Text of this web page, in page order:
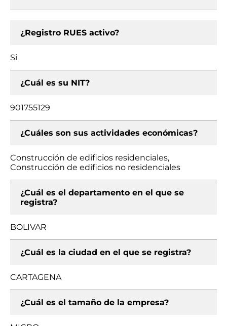
¿Registro RUES activo?
Si
¿Cuál es su NIT?
901755129
¿Cuáles son sus actividades económicas?
Construcción de edificios residenciales,
Construcción de edificios no residenciales
¿Cuál es el departamento en el que se
registra?
BOLIVAR
¿Cuál es la ciudad en el que se registra?
CARTAGENA
¿Cuál es el tamaño de la empresa?